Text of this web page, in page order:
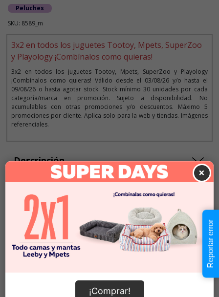
Peluches
SKU: 8589_m
3x2 en todos los juguetes Tootoy, Mpets, SuperZoo
y Playology ¡Combínalos como quieras!
3x2 en todos los juguetes Tootoy, Mpets, SuperZoo y Playology
¡Combínalos como quieras! Válido desde el 03/08/26 y/o hasta el
09/08/26 o hasta agotar stock. Stock mínimo 30 unidades por cada
categoría/marca en promoción. Sujeto a disponibilidad. No
acumulables con otras promociones y/o descuentos. Máximo 5
promociones por cliente. Aplica solo para la web y tiendas. Imágenes
referenciales.
Descripción
Seleccionar Formato
Talla S
Talla M
$11.990
Cantidad:
Selecciona una opción para ver
×
¡Comprar!
Reportar error